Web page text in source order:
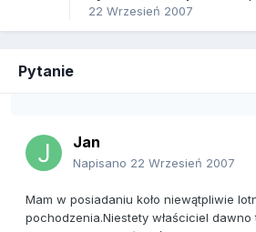
22 Wrzesień 2007
Pytanie
Jan
Napisano 22 Wrzesień 2007
Mam w posiadaniu koło niewątpliwie
pochodzenia.Niestety właściciel dawno